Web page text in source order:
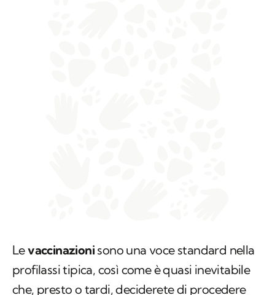
Levaccinazioni sono una voce standard nella
profilassi tipica, così come è quasi inevitabile
che, presto o tardi, deciderete di procedere